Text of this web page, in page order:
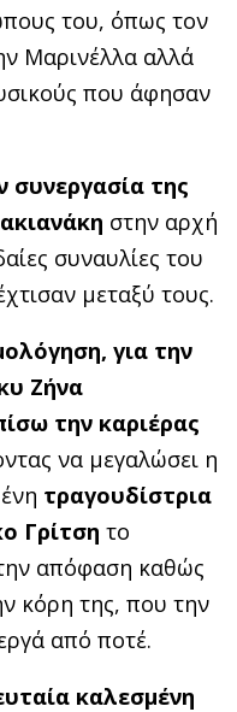
του, όπως τον
Μαρινέλλα αλλά
που άφησαν
συνεργασία της
στην αρχή
συναυλίες του
μεταξύ τους.
για την
Ζήνα
την καριέρας
να μεγαλώσει η
τραγουδίστρια
Γρίτση το
απόφαση καθώς
κόρη της, που την
από ποτέ.
καλεσμένη